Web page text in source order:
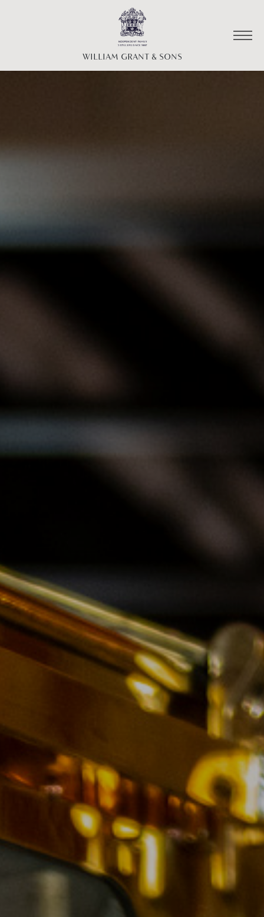
WILLIAM GRANT & SONS